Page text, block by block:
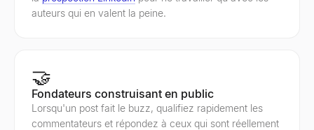
auteurs qui en valent la peine.
🤝
Fondateurs construisant en public
Lorsqu'un post fait le buzz, qualifiez rapidement les
commentateurs et répondez à ceux qui sont réellement